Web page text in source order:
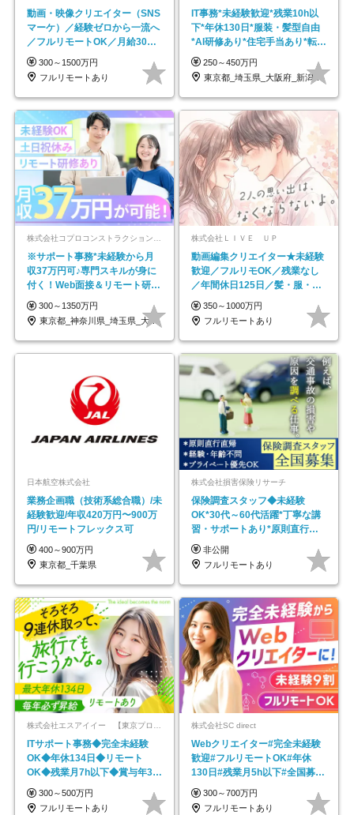
動画・映像クリエイター（SNS
マーケ）／経験ゼロから一流へ
／フルリモートOK／月給30万
円～／年休130日以上
300～1500万円
フルリモートあり
IT事務*未経験歓迎*残業10h以
下*年休130日*服装・髪型自由
*AI研修あり*住宅手当あり*転勤
なし
250～450万円
東京都_埼玉県_大阪府_新潟県_福岡県
※サポート事務*未経験から月
収37万円可♪専門スキルが身に
付く！Web面接＆リモート研修
も充実♪/a
300～1350万円
東京都_神奈川県_埼玉県_大阪府_愛知県…
株式会社ＬＩＶＥ ＵＰ
動画編集クリエイター★未経験
歓迎／フルリモOK／残業なし
／年間休日125日／髪・服・ネ
イル自由／研修充実で安心
350～1000万円
フルリモートあり
日本航空株式会社
業務企画職（技術系総合職）/未
経験歓迎/年収420万円〜900万
円/リモートフレックス可
400～900万円
東京都_千葉県
株式会社損害保険リサーチ
保険調査スタッフ◆未経験
OK*30代～60代活躍*丁寧な講
習・サポートあり*原則直行直
帰／全国募集・業務委託
非公開
フルリモートあり
ITサポート事務◆完全未経験
OK◆年休134日◆リモート
OK◆残業月7h以下◆賞与年3回
◆5年目まで必ず昇給
300～500万円
フルリモートあり
株式会社SC direct
Webクリエイター#完全未経験
歓迎#フルリモートOK#年休
130日#残業月5h以下#全国募集
#最大1年の研修
300～700万円
フルリモートあり